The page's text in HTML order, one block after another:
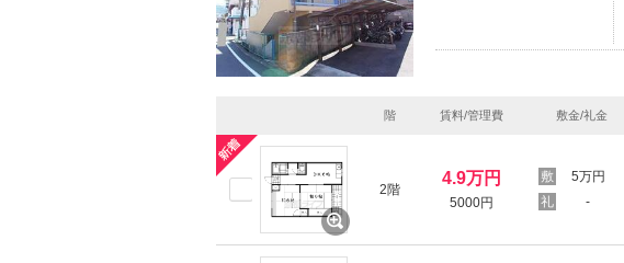
階 賃料/管理費 敷金/礼金
2階
4.9万円
5000円
5万円
-